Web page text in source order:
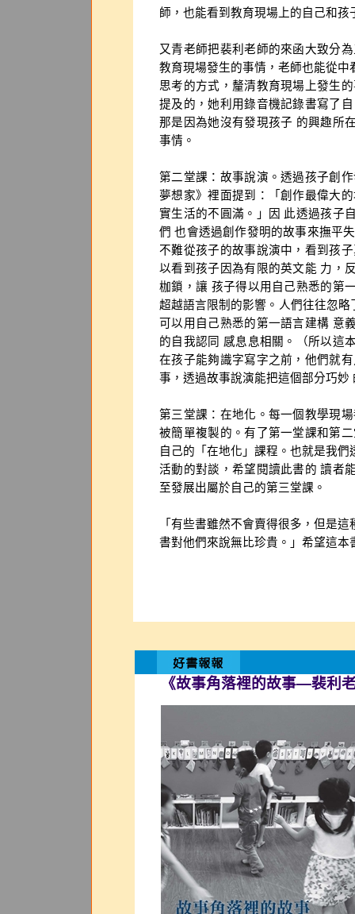
師，也能看到教育現場上的自己和孩
又青老師把裴利老師的來函大致分
教育現場發生的事情，老師也能從
思考的方式，釐清教育現場上發生
提及的，她利用錄音機記錄書寫了
那是因為她沒有發現孩子 的興趣所
事情。
第二堂課：故事說演。透過孩子創
夢想家》裡面提到：「創作最偉大
實生活的不圓滿。」因 此透過孩子
們 也會透過創作發明的故事來撫平
不難從孩子的故事說演中，看到孩
以看到孩子因為有限的英文能 力，
枷鎖，讓 孩子得以用自己熟悉的第
超越語言限制的影響。人們往往忽
可以用自己熟悉的第一語言建構 意
的自我認同 感息息相關。（所以這
在孩子能夠識字寫字之前，他們就
事，透過故事說演能把這個部分巧妙
第三堂課：在地化。每一個教學現
被簡單複製的。有了第一堂課和第
自己的「在地化」課程。也就是我
活動的對談，希望閱讀此書的 讀者
至發展出屬於自己的第三堂課。
「有些書雖然不會賣得很多，但是
書對他們來說無比珍貴。」希望這
《故事角落裡的故事—裴利